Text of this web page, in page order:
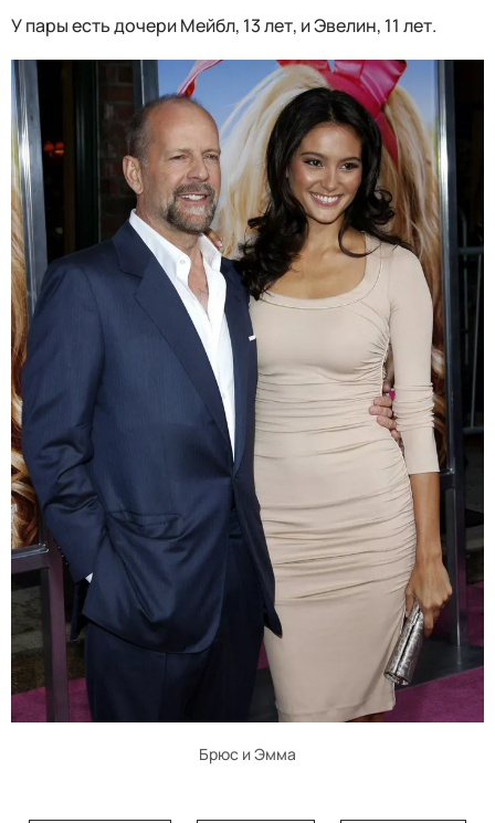
У пары есть дочери Мейбл, 13 лет, и Эвелин, 11 лет.
Брюс и Эмма